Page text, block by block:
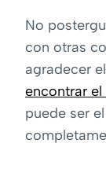
No
con otras
agradecer
encontrar
puede ser